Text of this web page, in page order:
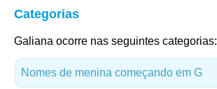
Categorias
Galiana ocorre nas seguintes categorias:
Nomes de menina começando em G